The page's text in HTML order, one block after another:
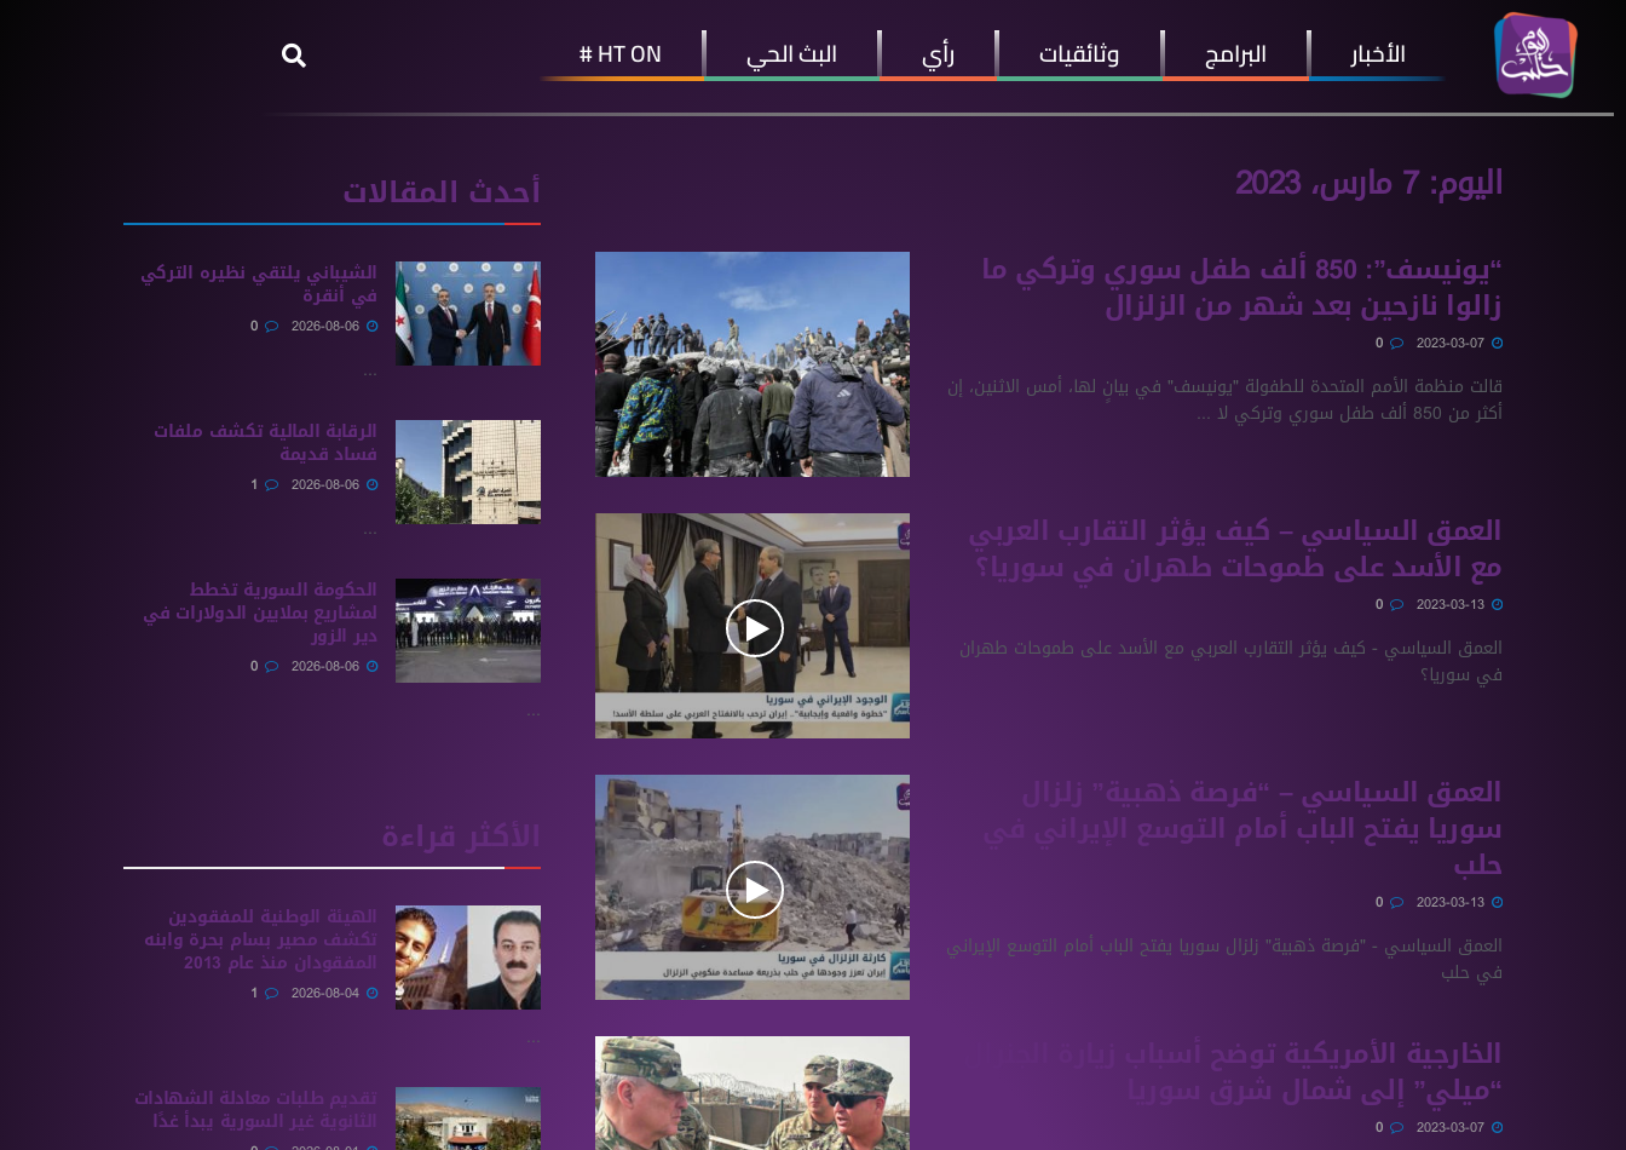
الأخبار البرامج وثائقيات رأي البث الحي HT ON #
اليوم:7 مارس، 2023
“يونيسف”: 850 ألف طفل سوري وتركي ما
زالوا نازحين بعد شهر من الزلزال
قالت منظمة الأمم المتحدة للطفولة "يونيسف" في بيانٍ لها، أمس الاثنين، إن
أكثر من 850 ألف طفل سوري وتركي لا ...
العمق السياسي – كيف يؤثر التقارب العربي
مع الأسد على طموحات طهران في سوريا؟
العمق السياسي - كيف يؤثر التقارب العربي مع الأسد على طموحات طهران
في سوريا؟
العمق السياسي – “فرصة ذهبية” زلزال
سوريا يفتح الباب أمام التوسع الإيراني في
حلب
العمق السياسي - "فرصة ذهبية" زلزال سوريا يفتح الباب أمام التوسع الإيراني
في حلب
الخارجية الأمريكية توضح أسباب زيارة الجنرال
“ميلي” إلى شمال شرق سوريا
أحدث المقالات
الشيباني يلتقي نظيره التركي
في أنقرة
...
الرقابة المالية تكشف ملفات
فساد قديمة
...
الحكومة السورية تخطط
لمشاريع بملايين الدولارات في
دير الزور
...
الأكثر قراءة
الهيئة الوطنية للمفقودين
تكشف مصير بسام بحرة وابنه
المفقودان منذ عام 2013
...
تقديم طلبات معادلة الشهادات
الثانوية ‏غير السورية يبدأ غدًا